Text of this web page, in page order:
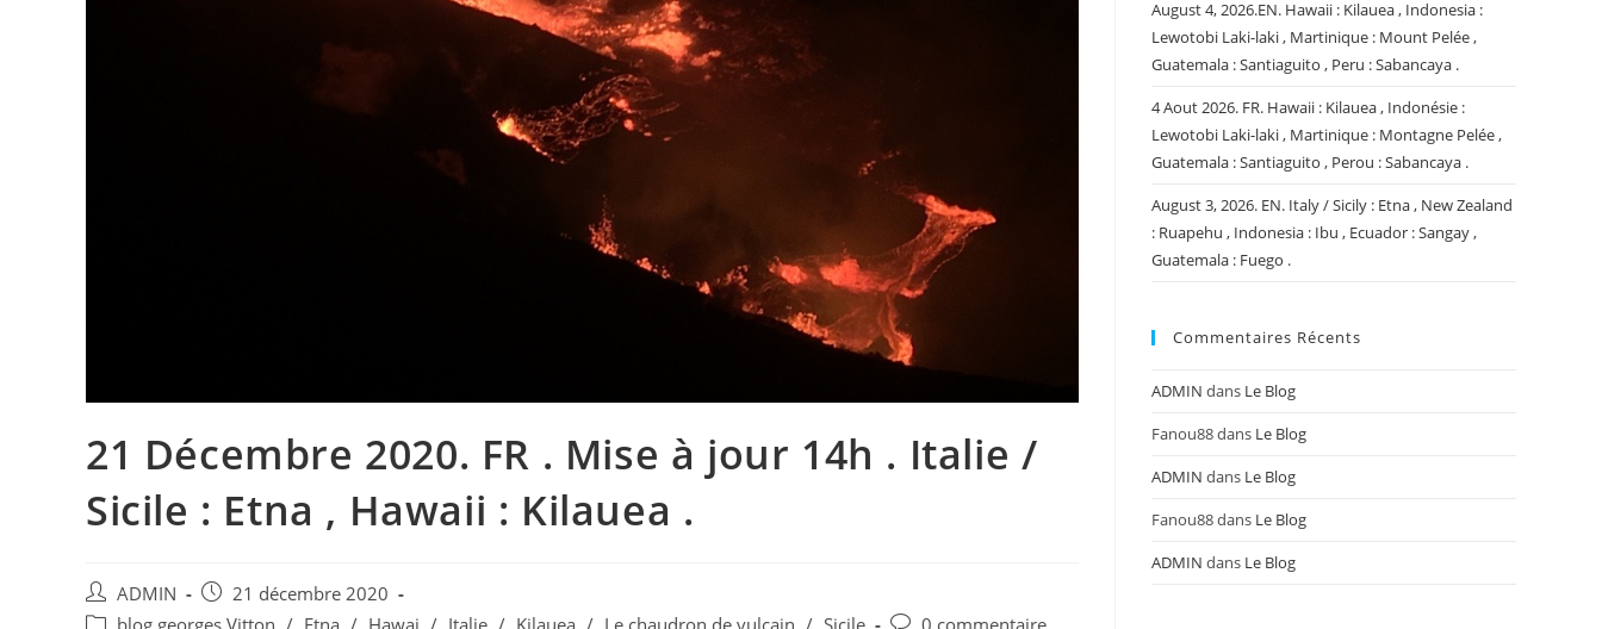
21 Décembre 2020. FR . Mise à jour 14h . Italie /
Sicile : Etna , Hawaii : Kilauea .
Auteur/autrice
de
ADMIN
Publication
publiée :
21 décembre 2020
Post
Commentaires
August 4, 2026.EN. Hawaii : Kilauea , Indonesia :
Lewotobi Laki-laki , Martinique : Mount Pelée ,
Guatemala : Santiaguito , Peru : Sabancaya .
4 Aout 2026. FR. Hawaii : Kilauea , Indonésie :
Lewotobi Laki-laki , Martinique : Montagne Pelée ,
Guatemala : Santiaguito , Perou : Sabancaya .
August 3, 2026. EN. Italy / Sicily : Etna , New Zealand
: Ruapehu , Indonesia : Ibu , Ecuador : Sangay ,
Guatemala : Fuego .
Commentaires Récents
ADMIN dans Le Blog
Fanou88dans Le Blog
ADMIN dans Le Blog
Fanou88dans Le Blog
ADMIN dans Le Blog